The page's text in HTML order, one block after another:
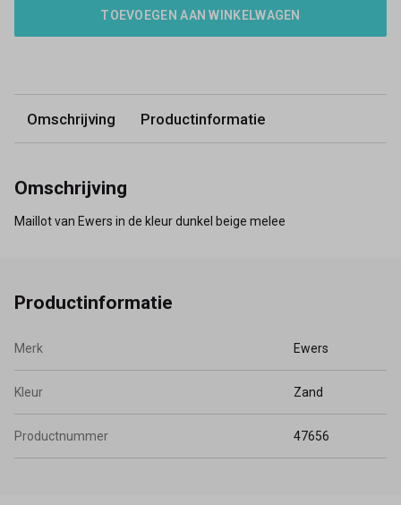
TOEVOEGEN AAN WINKELWAGEN
Omschrijving Productinformatie
Omschrijving
Maillot van Ewers in de kleur dunkel beige melee
Productinformatie
Merk Ewers
Kleur Zand
Productnummer 47656